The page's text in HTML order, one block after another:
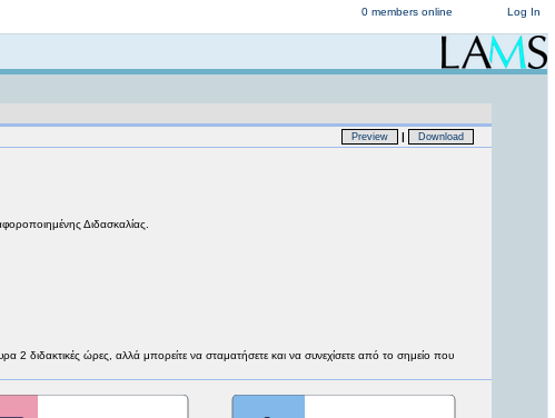
Log In
0 members online
Preview | Download
Διδασκαλίας.
2 διδακτικές ώρες, αλλά μπορείτε να σταματήσετε και να συνεχίσετε από το σημείο που